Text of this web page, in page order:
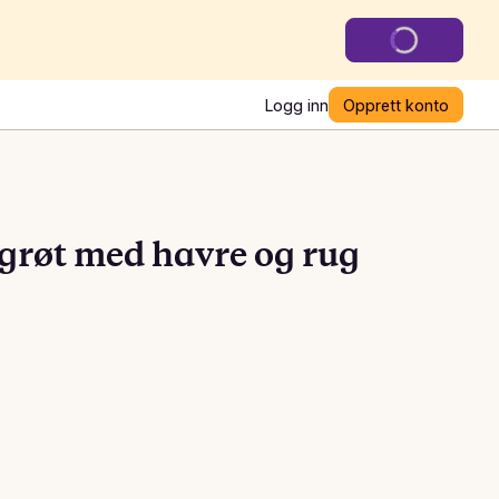
Logg inn Opprett konto
med havre og rug